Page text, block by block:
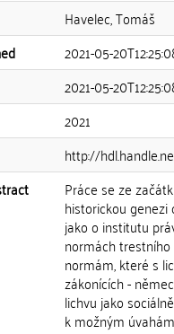
Havelec, Tomáš
2021-05-
2021-05-
2021
http://
Práce se ze
historickou
jako o institutu
normách
normám, které s
zákonících -
lichvu jako
k možným